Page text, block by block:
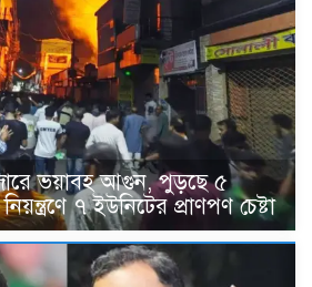
ভয়াবহ আগুন, পুড়ছে ৫
৭ ইউনিটের প্রাণপণ চেষ্টা